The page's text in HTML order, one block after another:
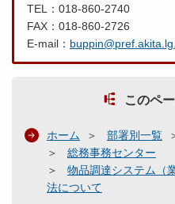
TEL：018-860-2740
FAX：018-860-2726
E-mail：
このペ
ホーム 部署別一覧
総務事務センター
物品調達システム（
法について